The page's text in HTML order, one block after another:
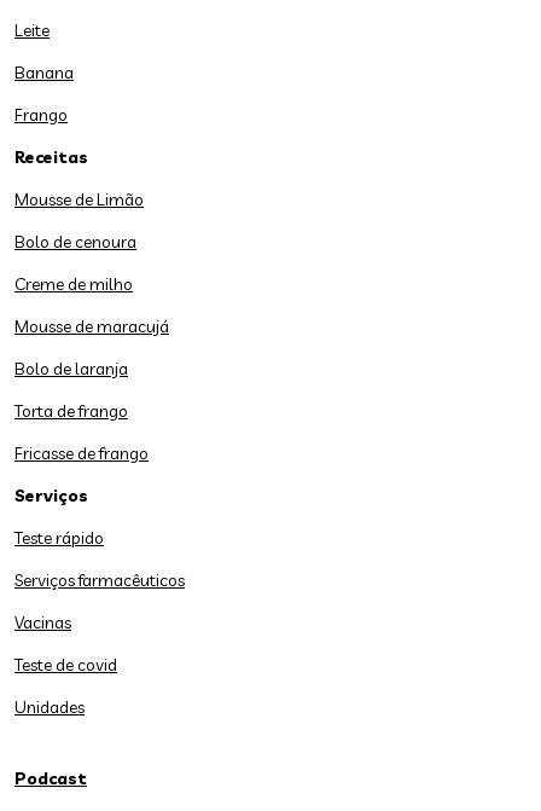
Leite
Banana
Frango
Receitas
Mousse de Limão
Bolo de cenoura
Creme de milho
Mousse de maracujá
Bolo de laranja
Torta de frango
Fricasse de frango
Serviços
Teste rápido
Serviços farmacêuticos
Vacinas
Teste de covid
Unidades
Podcast